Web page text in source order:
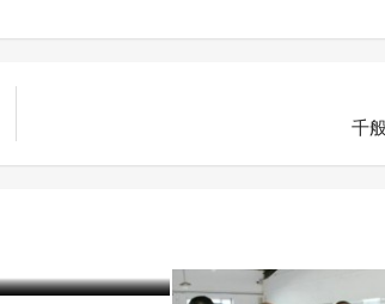
千
戒毒所创新戒